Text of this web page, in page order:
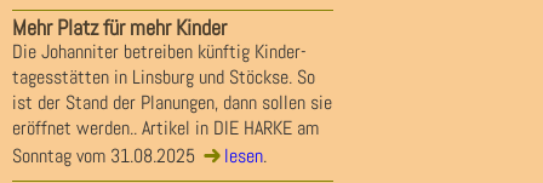
Mehr Platz für mehr Kinder
Die Johanniter betreiben künftig Kinder-
tagesstätten in Linsburg und Stöckse. So
ist der Stand der Planungen, dann sollen sie
eröffnet werden.. Artikel in DIE HARKE am
Sonntag vom 31.08.2025
lesen.